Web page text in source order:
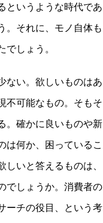
というような時代であ
。それに、モノ自体も
しょう。
ない。欲しいものはあ
不可能なもの。そもそ
。確かに良いものや新
は何か、困っているこ
いと答えるものは、
でしょうか。消費者の
ーチの役目、という考